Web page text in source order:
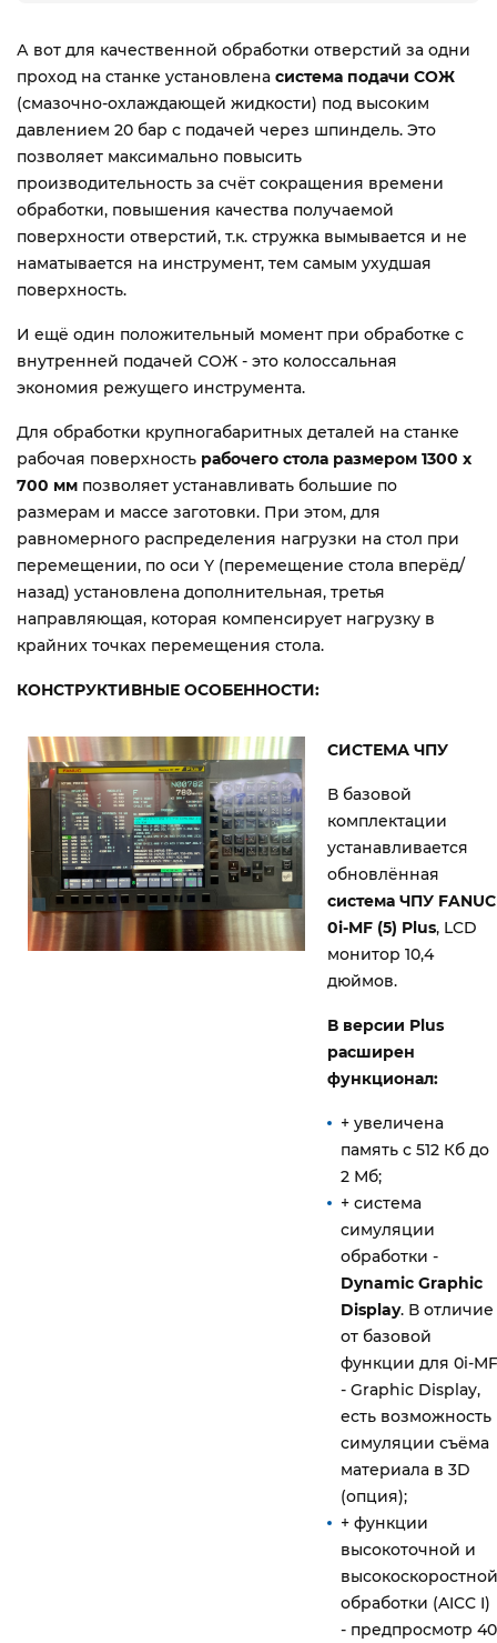
А вот для качественной обработки отверстий за одни
проход на станке установлена система подачи СОЖ
(смазочно-охлаждающей жидкости) под высоким
давлением 20 бар с подачей через шпиндель. Это
позволяет максимально повысить
производительность за счёт сокращения времени
обработки, повышения качества получаемой
поверхности отверстий, т.к. стружка вымывается и не
наматывается на инструмент, тем самым ухудшая
поверхность.
И ещё один положительный момент при обработке с
внутренней подачей СОЖ - это колоссальная
экономия режущего инструмента.
Для обработки крупногабаритных деталей на станке
рабочая поверхность рабочего стола размером 1300 х
700 мм позволяет устанавливать большие по
размерам и массе заготовки. При этом, для
равномерного распределения нагрузки на стол при
перемещении, по оси Y (перемещение стола вперёд/
назад) установлена дополнительная, третья
направляющая, которая компенсирует нагрузку в
крайних точках перемещения стола.
КОНСТРУКТИВНЫЕ ОСОБЕННОСТИ:
СИСТЕМА ЧПУ
В базовой
комплектации
устанавливается
обновлённая
система ЧПУ FANUC
0i-MF (5) Plus, LCD
монитор 10,4
дюймов.
В версии Plus
расширен
функционал:
+ увеличена
память с 512 Кб до
2 Мб;
+ система
симуляции
обработки -
Dynamic Graphic
Display. В отличие
от базовой
функции для 0i-MF
- Graphic Display,
есть возможность
симуляции съёма
материала в 3D
(опция);
+ функции
высокоточной и
высокоскоростной
обработки (AICC I)
- предпросмотр 40